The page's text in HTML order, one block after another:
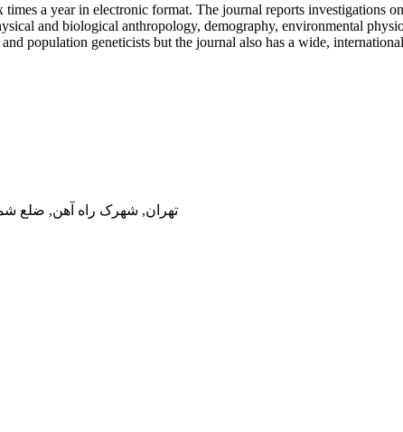
a year in electronic format. The journal reports investigations
and biological anthropology, demography, environmental
population geneticists but the journal also has a wide,
تهران, شهرک راه آهن, ضلع